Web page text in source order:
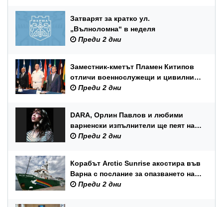
Затварят за кратко ул.
„Вълноломна“ в неделя
Преди 2 дни
Заместник-кметът Пламен Китипов
отличи военнослужещи и цивилни
служители по повод Празника на
Преди 2 дни
DARA, Орлин Павлов и любими
варненски изпълнители ще пеят на
празника на Варна
Преди 2 дни
Корабът Arctic Sunrise акостира във
Варна с послание за опазването на
Черно море
Преди 2 дни